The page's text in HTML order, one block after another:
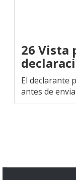
26 Vista
El declarante
antes de